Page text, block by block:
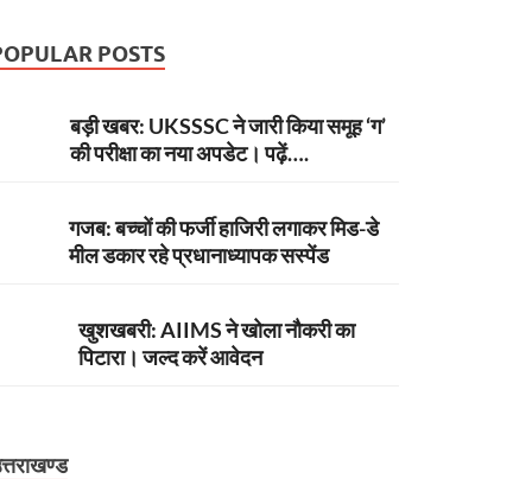
POSTS
बड़ी खबर: UKSSSC ने जारी किया समूह ‘ग’
की परीक्षा का नया अपडेट। पढ़ें….
गजब: बच्चों की फर्जी हाजिरी लगाकर मिड-डे
मील डकार रहे प्रधानाध्यापक सस्पेंड
खुशखबरी: AIIMS ने खोला नौकरी का
पिटारा। जल्द करें आवेदन